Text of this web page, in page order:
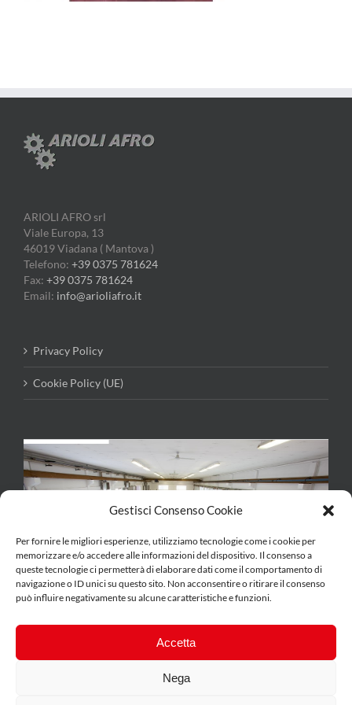
Gestisci Consenso Cookie
Per fornire le migliori esperienze, utilizziamo tecnologie come i cookie per
memorizzare e/o accedere alle informazioni del dispositivo. Il consenso a
queste tecnologie ci permetterà di elaborare dati come il comportamento di
navigazione o ID unici su questo sito. Non acconsentire o ritirare il consenso
può influire negativamente su alcune caratteristiche e funzioni.
Accetta
Nega
ARIOLI AFRO srl
Viale Europa, 13
46019 Viadana ( Mantova )
Telefono: +39 0375 781624
Fax: +39 0375 781624
Email: info@arioliafro.it
Privacy Policy
Cookie Policy (UE)